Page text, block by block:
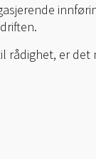
rådighet, er